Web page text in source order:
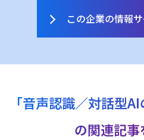
この企業の情報
「音声認識／対話型
の関連記